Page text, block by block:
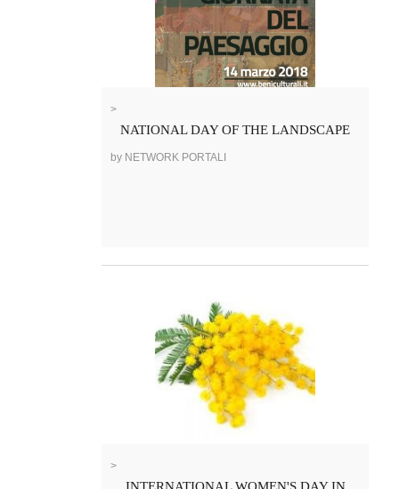
>
NATIONAL DAY OF THE LANDSCAPE
by NETWORK PORTALI
>